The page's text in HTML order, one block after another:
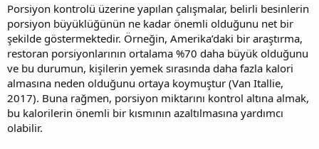
Porsiyon kontrolü üzerine yapılan çalışmalar, belirli besinlerin
porsiyon büyüklüğünün ne kadar önemli olduğunu net bir
şekilde göstermektedir. Örneğin, Amerika’daki bir araştırma,
restoran porsiyonlarının ortalama %70 daha büyük olduğunu
ve bu durumun, kişilerin yemek sırasında daha fazla kalori
almasına neden olduğunu ortaya koymuştur (Van Itallie,
2017). Buna rağmen, porsiyon miktarını kontrol altına almak,
bu kalorilerin önemli bir kısmının azaltılmasına yardımcı
olabilir.